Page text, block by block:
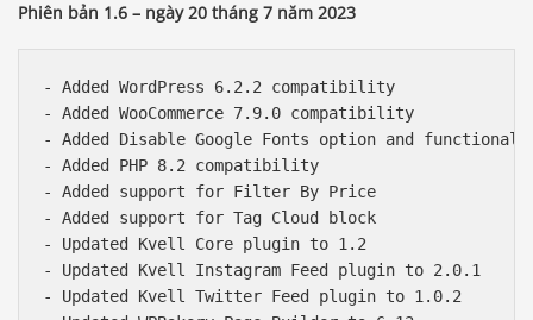
Phiên bản 1.6 – ngày 20 tháng 7 năm 2023
- Added WordPress 6.2.2 compatibility
- Added WooCommerce 7.9.0 compatibility
- Added Disable Google Fonts option and
- Added PHP 8.2 compatibility
- Added support for Filter By Price
- Added support for Tag Cloud block
- Updated Kvell Core plugin to 1.2
- Updated Kvell Instagram Feed plugin to 2.0.1
- Updated Kvell Twitter Feed plugin to 1.0.2